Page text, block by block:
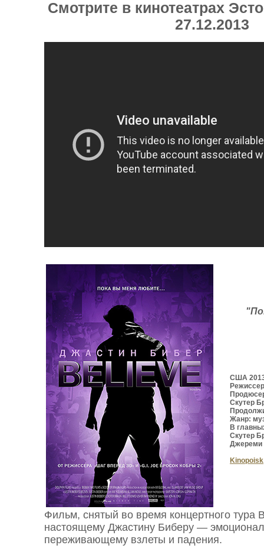
Смотрите в кинотеатрах
27.12.2013
США
Скутер
Жанр:
В
Скутер
Джереми
Kinopoisk
Фильм, снятый во время концертного тура
настоящему Джастину Биберу —
переживающему взлеты и падения.